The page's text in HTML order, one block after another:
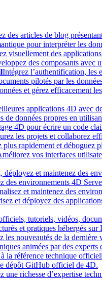
des articles de blog
pour interpréter les
visuellement des
des composants avec
Intégrez l’authentification, les
pilotés par les
et gérez efficacement
applications 4D avec
de données propres en
4D pour écrire un code
les projets et collaborez
plus rapidement et déboguez
vos interfaces
déployez et maintenez des
des environnements 4D
et maintenez des
et déployez des
tutoriels, vidéos,
et pratiques hébergés
les nouveautés de la
animées par des
la référence technique
dépôt GitHub officiel de 4D.
une richesse d’expertise